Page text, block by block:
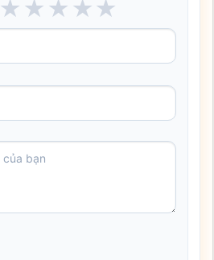
★ ★ ★ ★★